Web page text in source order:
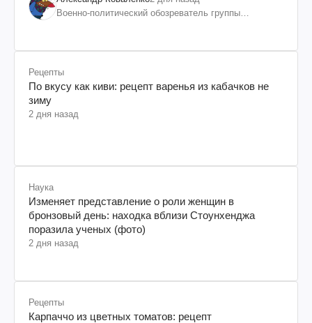
Военно-политический обозреватель группы
Рецепты
По вкусу как киви: рецепт варенья из кабачков не
зиму
2 дня назад
Наука
Изменяет представление о роли женщин в
бронзовый день: находка вблизи Стоунхенджа
поразила ученых (фото)
2 дня назад
Рецепты
Карпаччо из цветных томатов: рецепт